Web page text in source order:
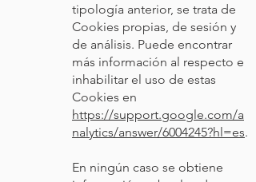
tipología anterior, se trata de
Cookies propias, de sesión y
de análisis. Puede encontrar
más información al respecto e
inhabilitar el uso de estas
Cookies en
https://support.google.com/a
nalytics/answer/6004245?hl=es.
En ningún caso se obtiene